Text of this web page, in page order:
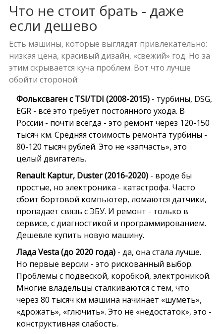
Что не стоит брать - даже
если дешево
Есть машины, которые выглядят привлекательно:
низкая цена, красивый дизайн, «свежий» год. Но за
этим скрывается куча проблем. Вот что лучше
обойти стороной:
Фольксваген с TSI/TDI (2008-2015)- турбины, DSG,
EGR - всё это требует постоянного ухода. В
России - почти всегда - это ремонт через 120-150
тысяч км. Средняя стоимость ремонта турбины -
80-120 тысяч рублей. Это не «запчасть», это
целый двигатель.
Renault Kaptur, Duster (2016-2020)- вроде бы
простые, но электроника - катастрофа. Часто
сбоит бортовой компьютер, ломаются датчики,
пропадает связь с ЭБУ. И ремонт - только в
сервисе, с диагностикой и программированием.
Дешевле купить новую машину.
Лада Vesta (до 2020 года)- да, она стала лучше.
Но первые версии - это рискованный выбор.
Проблемы с подвеской, коробкой, электроникой.
Многие владельцы сталкиваются с тем, что
через 80 тысяч км машина начинает «шуметь»,
«дрожать», «глючить». Это не «недостаток», это -
конструктивная слабость.